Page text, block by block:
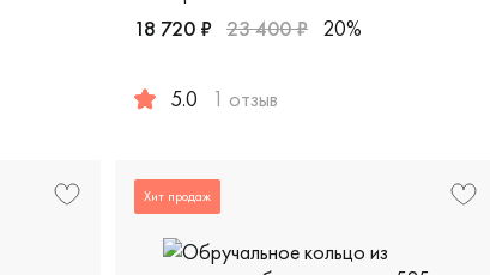
18 720 ₽ 23 400 ₽ 20%
5.0 1 отзыв
Хит продаж